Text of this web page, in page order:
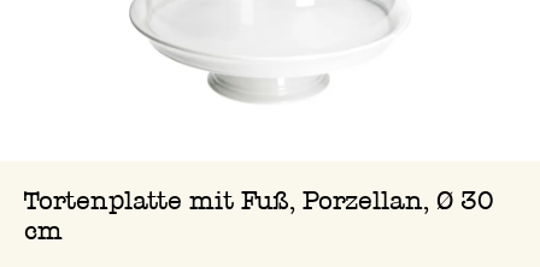
Tortenplatte mit Fuß, Porzellan, Ø 30
cm